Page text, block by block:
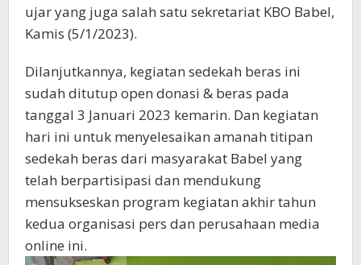
ujar yang juga salah satu sekretariat KBO Babel,
Kamis (5/1/2023).
Dilanjutkannya, kegiatan sedekah beras ini
sudah ditutup open donasi & beras pada
tanggal 3 Januari 2023 kemarin. Dan kegiatan
hari ini untuk menyelesaikan amanah titipan
sedekah beras dari masyarakat Babel yang
telah berpartisipasi dan mendukung
mensukseskan program kegiatan akhir tahun
kedua organisasi pers dan perusahaan media
online ini.